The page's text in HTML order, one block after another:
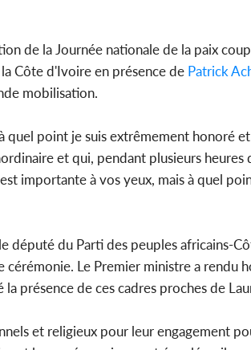
de la Journée nationale de la paix
Côte d'Ivoire en présence de Patrick
mobilisation.
quel point je suis extrêmement honoré
et qui, pendant plusieurs heures
importante à vos yeux, mais à quel
député du Parti des peuples africains-
Le Premier ministre a rendu
la présence de ces cadres proches de
et religieux pour leur engagement